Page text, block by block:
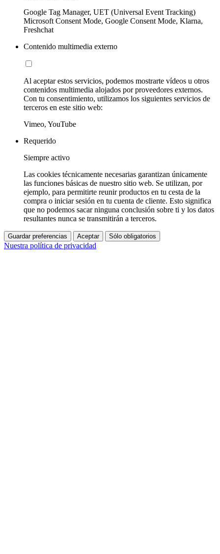
Google Tag Manager, UET (Universal Event Tracking)
Microsoft Consent Mode, Google Consent Mode, Klarna,
Freshchat
Contenido multimedia externo
Al aceptar estos servicios, podemos mostrarte vídeos u otros
contenidos multimedia alojados por proveedores externos.
Con tu consentimiento, utilizamos los siguientes servicios de
terceros en este sitio web:
Vimeo, YouTube
Requerido
Siempre activo
Las cookies técnicamente necesarias garantizan únicamente
las funciones básicas de nuestro sitio web. Se utilizan, por
ejemplo, para permitirte reunir productos en tu cesta de la
compra o iniciar sesión en tu cuenta de cliente. Esto significa
que no podemos sacar ninguna conclusión sobre ti y los datos
resultantes nunca se transmitirán a terceros.
Guardar preferencias Aceptar Sólo obligatorios
Nuestra política de privacidad